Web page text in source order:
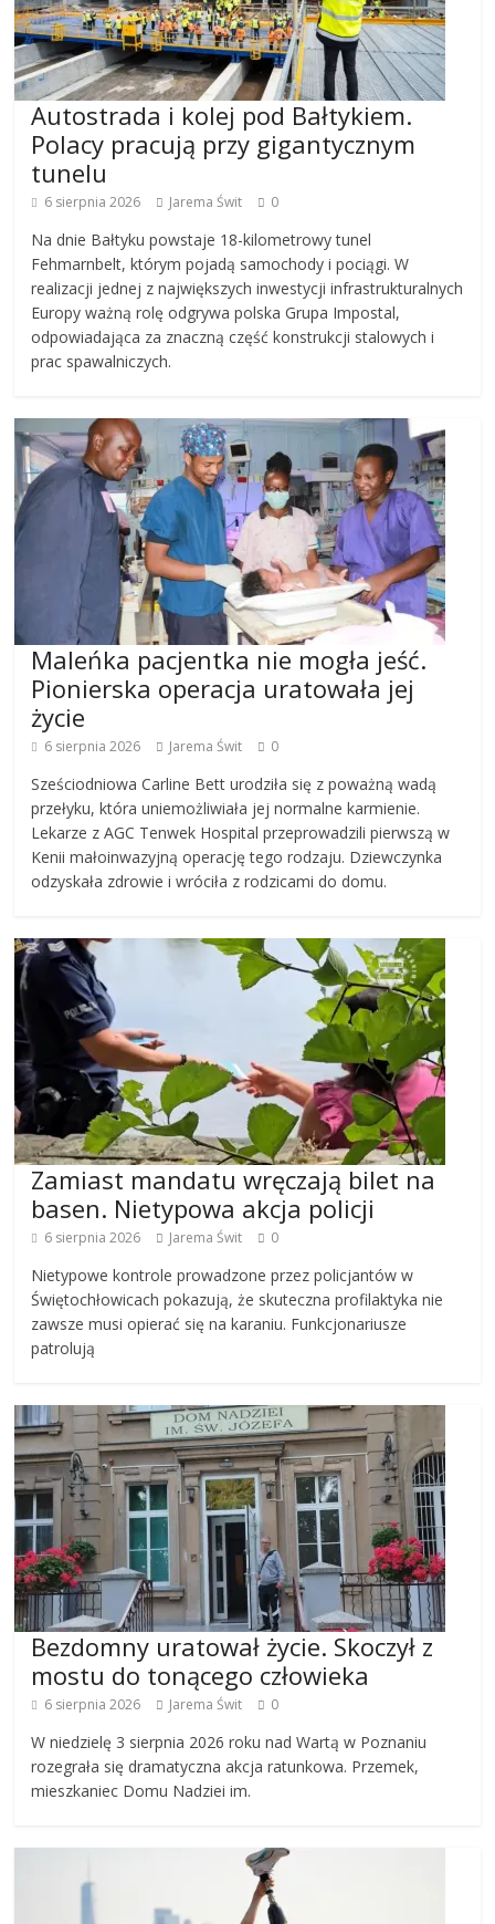
Autostrada i kolej pod Bałtykiem.
Polacy pracują przy gigantycznym
tunelu
6 sierpnia 2026 Jarema Świt 0
Na dnie Bałtyku powstaje 18-kilometrowy tunel
Fehmarnbelt, którym pojadą samochody i pociągi. W
realizacji jednej z największych inwestycji infrastrukturalnych
Europy ważną rolę odgrywa polska Grupa Impostal,
odpowiadająca za znaczną część konstrukcji stalowych i
prac spawalniczych.
Maleńka pacjentka nie mogła jeść.
Pionierska operacja uratowała jej
życie
6 sierpnia 2026 Jarema Świt 0
Sześciodniowa Carline Bett urodziła się z poważną wadą
przełyku, która uniemożliwiała jej normalne karmienie.
Lekarze z AGC Tenwek Hospital przeprowadzili pierwszą w
Kenii małoinwazyjną operację tego rodzaju. Dziewczynka
odzyskała zdrowie i wróciła z rodzicami do domu.
Zamiast mandatu wręczają bilet na
basen. Nietypowa akcja policji
6 sierpnia 2026 Jarema Świt 0
Nietypowe kontrole prowadzone przez policjantów w
Świętochłowicach pokazują, że skuteczna profilaktyka nie
zawsze musi opierać się na karaniu. Funkcjonariusze
patrolują
Bezdomny uratował życie. Skoczył z
mostu do tonącego człowieka
6 sierpnia 2026 Jarema Świt 0
W niedzielę 3 sierpnia 2026 roku nad Wartą w Poznaniu
rozegrała się dramatyczna akcja ratunkowa. Przemek,
mieszkaniec Domu Nadziei im.